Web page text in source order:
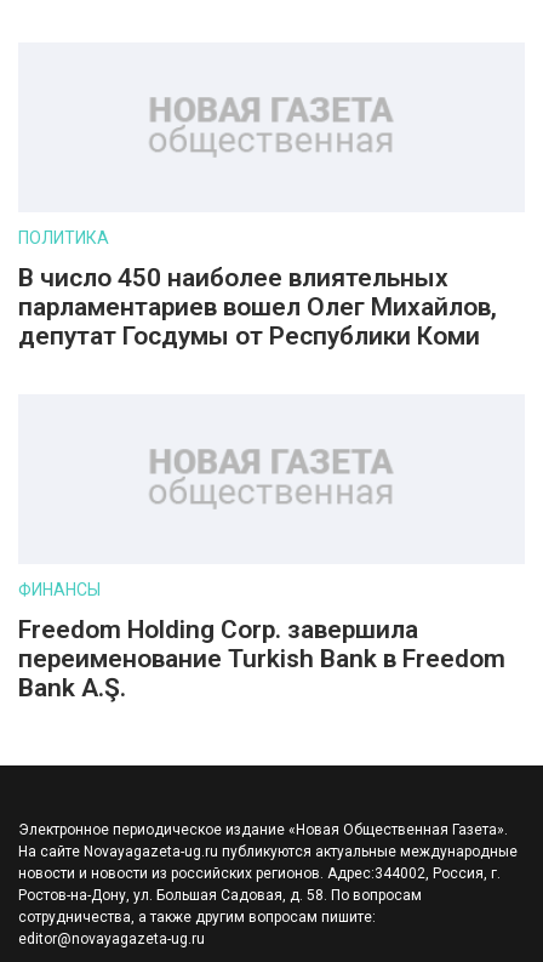
ПОЛИТИКА
В число 450 наиболее влиятельных
парламентариев вошел Олег Михайлов,
депутат Госдумы от Республики Коми
ФИНАНСЫ
Freedom Holding Corp. завершила
переименование Turkish Bank в Freedom
Bank A.Ş.
Электронное периодическое издание «Новая Общественная Газета».
На сайте Novayagazeta-ug.ru публикуются актуальные международные
новости и новости из российских регионов. Адрес:344002, Россия, г.
Ростов-на-Дону, ул. Большая Садовая, д. 58. По вопросам
сотрудничества, а также другим вопросам пишите:
editor@novayagazeta-ug.ru